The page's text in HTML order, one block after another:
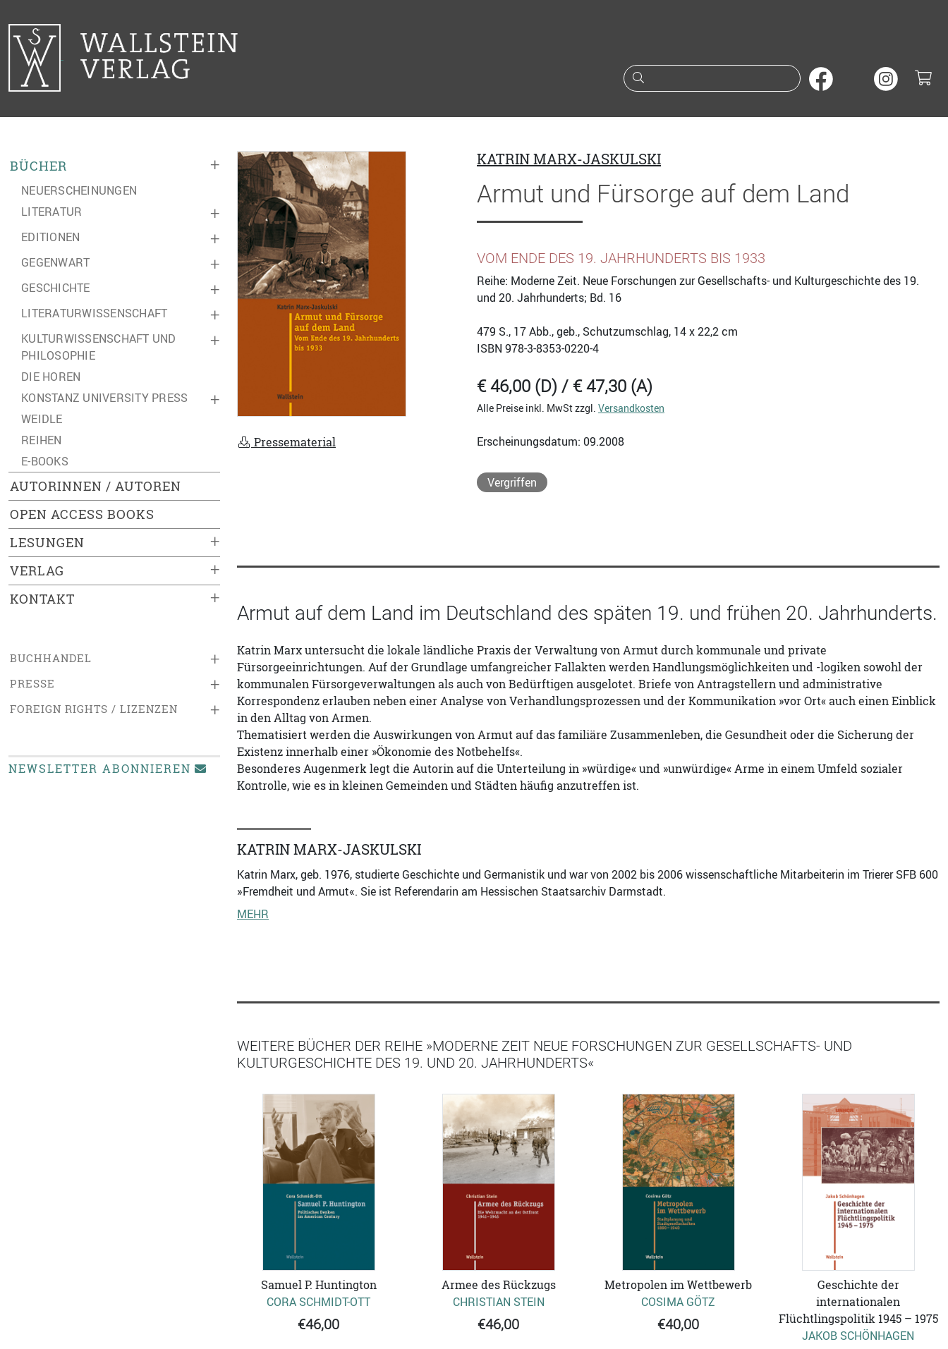
Suche nach Büchern oder
+
BÜCHER
NEUERSCHEINUNGEN
+
LITERATUR
+
EDITIONEN
+
GEGENWART
+
GESCHICHTE
+
LITERATURWISSENSCHAFT
+
KULTURWISSENSCHAFT UND
PHILOSOPHIE
DIE HOREN
+
KONSTANZ UNIVERSITY PRESS
WEIDLE
REIHEN
E-BOOKS
AUTORINNEN / AUTOREN
OPEN ACCESS BOOKS
+
LESUNGEN
+
VERLAG
+
KONTAKT
+
BUCHHANDEL
+
PRESSE
+
FOREIGN RIGHTS / LIZENZEN
NEWSLETTER ABONNIEREN
Pressematerial
KATRIN MARX-JASKULSKI
Armut und Fürsorge auf dem Land
VOM ENDE DES 19. JAHRHUNDERTS BIS 1933
Reihe: Moderne Zeit. Neue Forschungen zur Gesellschafts- und Kulturgeschichte des 19.
und 20. Jahrhunderts; Bd. 16
479 S., 17 Abb., geb., Schutzumschlag, 14 x 22,2 cm
ISBN 978-3-8353-0220-4
€ 46,00 (D) / € 47,30 (A)
Alle Preise inkl. MwSt zzgl. Versandkosten
Erscheinungsdatum: 09.2008
Vergriffen
Armut auf dem Land im Deutschland des späten 19. und frühen 20. Jahrhunderts.
Katrin Marx untersucht die lokale ländliche Praxis der Verwaltung von Armut durch kommunale und private
Fürsorgeeinrichtungen. Auf der Grundlage umfangreicher Fallakten werden Handlungsmöglichkeiten und -logiken sowohl der
kommunalen Fürsorgeverwaltungen als auch von Bedürftigen ausgelotet. Briefe von Antragstellern und administrative
Korrespondenz erlauben neben einer Analyse von Verhandlungsprozessen und der Kommunikation »vor Ort« auch einen Einblick
in den Alltag von Armen.
Thematisiert werden die Auswirkungen von Armut auf das familiäre Zusammenleben, die Gesundheit oder die Sicherung der
Existenz innerhalb einer »Ökonomie des Notbehelfs«.
Besonderes Augenmerk legt die Autorin auf die Unterteilung in »würdige« und »unwürdige« Arme in einem Umfeld sozialer
Kontrolle, wie es in kleinen Gemeinden und Städten häufig anzutreffen ist.
KATRIN MARX-JASKULSKI
Katrin Marx, geb. 1976, studierte Geschichte und Germanistik und war von 2002 bis 2006 wissenschaftliche Mitarbeiterin im Trierer SFB 600
»Fremdheit und Armut«. Sie ist Referendarin am Hessischen Staatsarchiv Darmstadt.
MEHR
WEITERE BÜCHER DER REIHE »MODERNE ZEIT NEUE FORSCHUNGEN ZUR GESELLSCHAFTS- UND
KULTURGESCHICHTE DES 19. UND 20. JAHRHUNDERTS«
Samuel P. Huntington
CORA SCHMIDT-OTT
€46,00
Armee des Rückzugs
CHRISTIAN STEIN
€46,00
Metropolen im Wettbewerb
COSIMA GÖTZ
€40,00
Geschichte der
internationalen
Flüchtlingspolitik 1945 – 1975
JAKOB SCHÖNHAGEN